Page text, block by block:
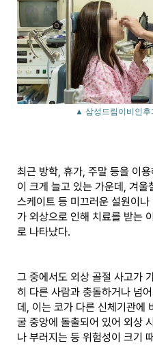
▲ 삼성드림이비인후
최근 방학, 휴가, 주말 등을 이
이 크게 늘고 있는 가운데, 겨
스케이트 등 미끄러운 설원이
가 외상으로 인해 치료를 받는
로 나타났다.
그 중에서도 외상 골절 사고가
히 다른 사람과 충돌하거나 넘
데, 이는 코가 다른 신체기관에
굴 중앙에 돌출되어 있어 외상
나 부러지는 등 위험성이 크기